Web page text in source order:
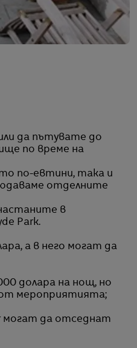
по време на
по-евтини, така и
отделните
в
Park.
а в него могат да
долара на нощ, но
от мероприятията;
могат да отседнат